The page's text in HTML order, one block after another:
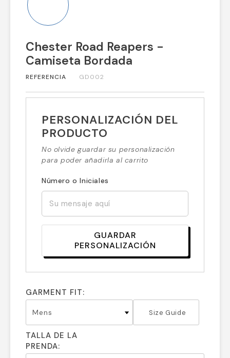
Chester Road Reapers -
Camiseta Bordada
PERSONALIZACIÓN DEL
PRODUCTO
No olvide guardar su personalización
para poder añadirla al carrito
GUARDAR
PERSONALIZACIÓN
GARMENT FIT:
TALLA DE LA
PRENDA: